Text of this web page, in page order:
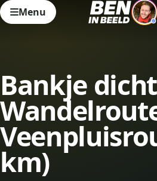
Menu
Bankje
km)